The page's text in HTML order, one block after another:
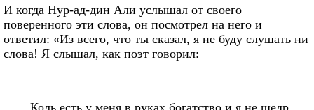
И когда Нур-ад-дин Али услышал от своего
поверенного эти слова, он посмотрел на него и
ответил: «Из всего, что ты сказал, я не буду слушать ни
слова! Я слышал, как поэт говорил: